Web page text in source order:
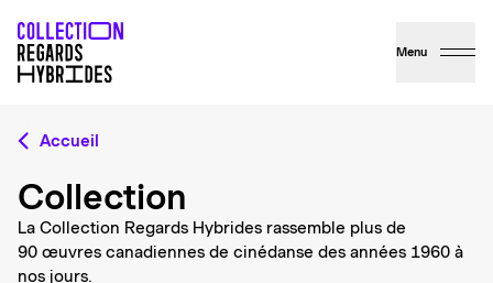
Menu
Accueil
Collection
La Collection Regards Hybrides rassemble plus de
90 œuvres canadiennes de cinédanse des années 1960 à
nos jours.